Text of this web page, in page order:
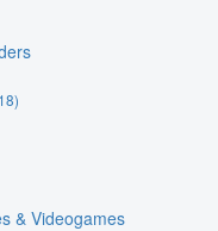
& Videogames